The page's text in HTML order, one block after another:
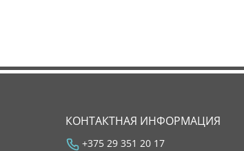
КОНТАКТНАЯ ИНФОРМАЦИЯ
+375 29 351 20 17